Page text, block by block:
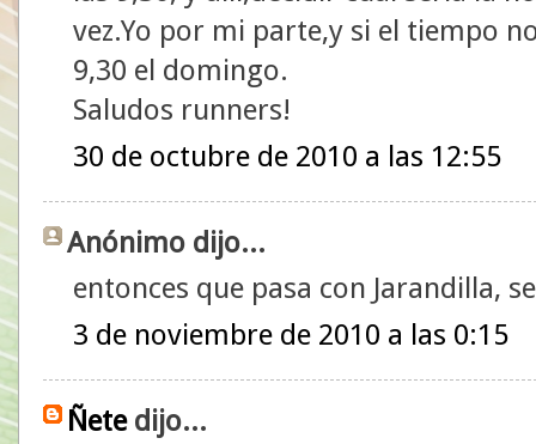
vez.Yo por mi parte,y si el tiempo
9,30 el domingo.
Saludos runners!
30 de octubre de 2010 a las 12:55
Anónimo dijo...
entonces que pasa con Jarandilla,
3 de noviembre de 2010 a las 0:15
Ñetedijo...